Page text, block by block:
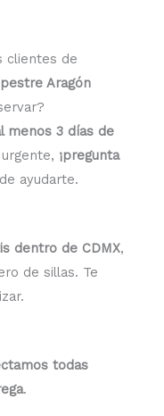
clientes de
Aragón
menos 3 días de
¡pregunta
ayudarte.
dentro de CDMX,
de sillas. Te
todas
.